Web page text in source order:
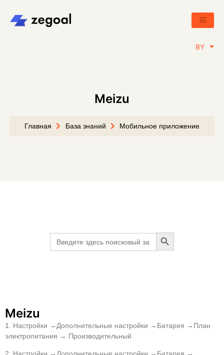
BY
EN
Meizu
Главная База знаний Мобильное приложение
Search
Search Button
Meizu
1. Настройки →Дополнительные настройки →Батарея →План
электропитания → Производительный